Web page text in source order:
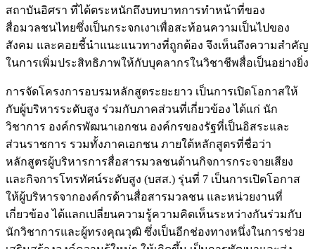
สถาบันอิศรา ที่ได้ตระหนักถึงบทบาทการทำหน้าที่ของ
สื่อมวลชนไทยซึ่งเป็นกระจกเงาเพื่อสะท้อนความเป็นไปของ
สังคม และคอยชี้นำแนะแนวทางที่ถูกต้อง จึงเห็นถึงความสำคัญ
ในการเพิ่มประสิทธิภาพให้กับบุคลากรในวิชาชีพสื่อเป็นอย่างยิ่ง
การจัดโครงการอบรมหลักสูตระยะยาว เป็นการเปิดโอกาสให้
กับผู้บริหารระดับสูง ร่วมกับภาคส่วนที่เกี่ยวข้อง ได้แก่ นัก
วิชาการ องค์กรพัฒนาเอกชน องค์กรของรัฐที่เป็นอิสระและ
ส่วนราชการ รวมทั้งภาคเอกชน ภายใต้หลักสูตรที่ชื่อว่า
หลักสูตรผู้บริหารการสื่อสารมวลชนด้านกิจการกระจายเสียง
และกิจการโทรทัศน์ระดับสูง (บสส.) รุ่นที่ 7 เป็นการเปิดโอกาส
ให้ผู้บริหารจากองค์กรด้านสื่อสารมวลชน และหน่วยงานที่
เกี่ยวข้อง ได้แลกเปลี่ยนความรู้ความคิดเห็นระหว่างกันร่วมกับ
นักวิชาการและผู้ทรงคุณวุฒิ ซึ่งเป็นอีกช่องทางหนึ่งในการช่วย